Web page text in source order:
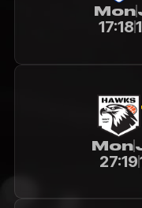
Mon
17:18
Mon
27:19